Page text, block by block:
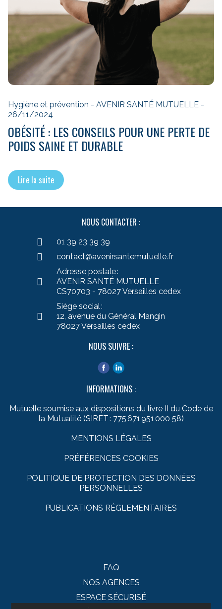
Hygiène et prévention - AVENIR SANTÉ MUTUELLE -
26/11/2024
OBÉSITÉ : LES CONSEILS POUR UNE PERTE DE
POIDS SAINE ET DURABLE
Lire la suite
NOUS CONTACTER :
01 39 23 39 39
contact@avenirsantemutuelle.fr
Adresse postale :
AVENIR SANTÉ MUTUELLE
CS70703 - 78027 Versailles cedex
Siège social :
12, avenue du Général Mangin
78027 Versailles cedex
NOUS SUIVRE :
INFORMATIONS :
Mutuelle soumise aux dispositions du livre II du Code de
la Mutualité (SIRET : 775 671 951 000 58)
MENTIONS LÉGALES
PRÉFÉRENCES COOKIES
POLITIQUE DE PROTECTION DES DONNÉES
PERSONNELLES
PUBLICATIONS RÈGLEMENTAIRES
FAQ
NOS AGENCES
ESPACE SÉCURISÉ